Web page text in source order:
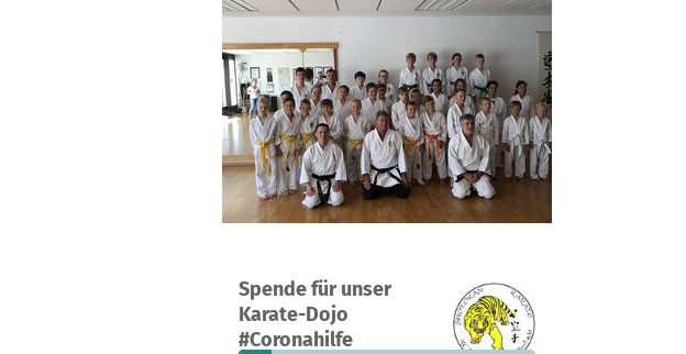
Spende für unser
Karate-Dojo
#Coronahilfe
Ein Projekt in Radolfzell, Deutschland
7
Spenden finanziert
1.597 €
fehlen noch